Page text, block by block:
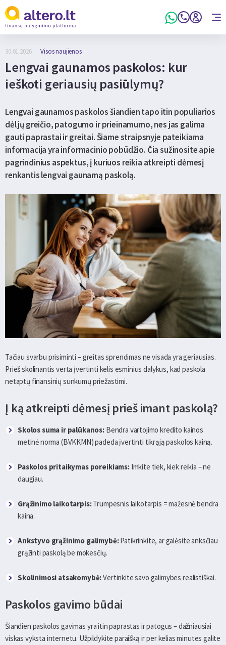
30.01.2026. Visos naujienos
Lengvai gaunamos paskolos: kur
ieškoti geriausių pasiūlymų?
Lengvai gaunamos paskolos šiandien tapo itin populiarios
dėl jų greičio, patogumo ir prieinamumo, nes jas galima
gauti paprastai ir greitai. Šiame straipsnyje pateikiama
informacija yra informacinio pobūdžio. Čia sužinosite apie
pagrindinius aspektus, į kuriuos reikia atkreipti dėmesį
renkantis lengvai gaunamą paskolą.
Tačiau svarbu prisiminti – greitas sprendimas ne visada yra geriausias.
Prieš skolinantis verta įvertinti kelis esminius dalykus, kad paskola
netaptų finansinių sunkumų priežastimi.
Į ką atkreipti dėmesį prieš imant paskolą?
Skolos suma ir palūkanos: Bendra vartojimo kredito kainos
metinė norma (BVKKMN) padeda įvertinti tikrąją paskolos kainą.
Paskolos pritaikymas poreikiams:Imkite tiek, kiek reikia – ne
daugiau.
Grąžinimo laikotarpis:Trumpesnis laikotarpis = mažesnė bendra
kaina.
Ankstyvo grąžinimo galimybė:Patikrinkite, ar galėsite anksčiau
grąžinti paskolą be mokesčių.
Skolinimosi atsakomybė:Vertinkite savo galimybes realistiškai.
Paskolos gavimo būdai
Šiandien paskolos gavimas yra itin paprastas ir patogus – dažniausiai
viskas vyksta internetu. Užpildykite paraišką ir per kelias minutes galite